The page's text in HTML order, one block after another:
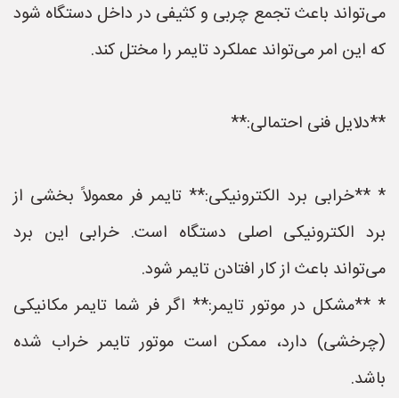
می‌تواند باعث تجمع چربی و کثیفی در داخل دستگاه شود
که این امر می‌تواند عملکرد تایمر را مختل کند.
**دلایل فنی احتمالی:**
* **خرابی برد الکترونیکی:** تایمر فر معمولاً بخشی از
برد الکترونیکی اصلی دستگاه است. خرابی این برد
می‌تواند باعث از کار افتادن تایمر شود.
* **مشکل در موتور تایمر:** اگر فر شما تایمر مکانیکی
(چرخشی) دارد، ممکن است موتور تایمر خراب شده
باشد.